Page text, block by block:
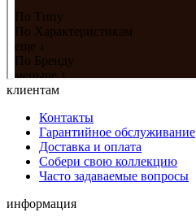
клиентам
Контакты
Гарантийное обслуживание
Доставка и оплата
Собери свою коллекцию
Часто задаваемые вопросы
информация